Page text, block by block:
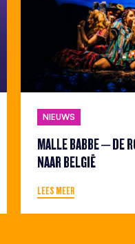
NIEUWS
MALLE BABBE – DE
NAAR BELGIË
LEES MEER